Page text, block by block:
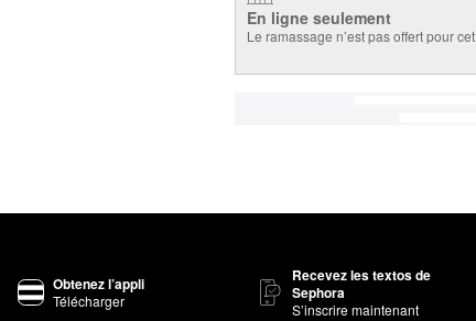
En ligne seulement
Le ramassage n’est pas offert pour
Obtenez l’appli
Télécharger
Recevez les textos de
Sephora
S’inscrire maintenant